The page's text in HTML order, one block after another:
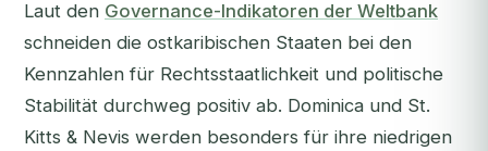
Laut den Governance-Indikatoren der Weltbank
schneiden die ostkaribischen Staaten bei den
Kennzahlen für Rechtsstaatlichkeit und politische
Stabilität durchweg positiv ab. Dominica und St.
Kitts & Nevis werden besonders für ihre niedrigen